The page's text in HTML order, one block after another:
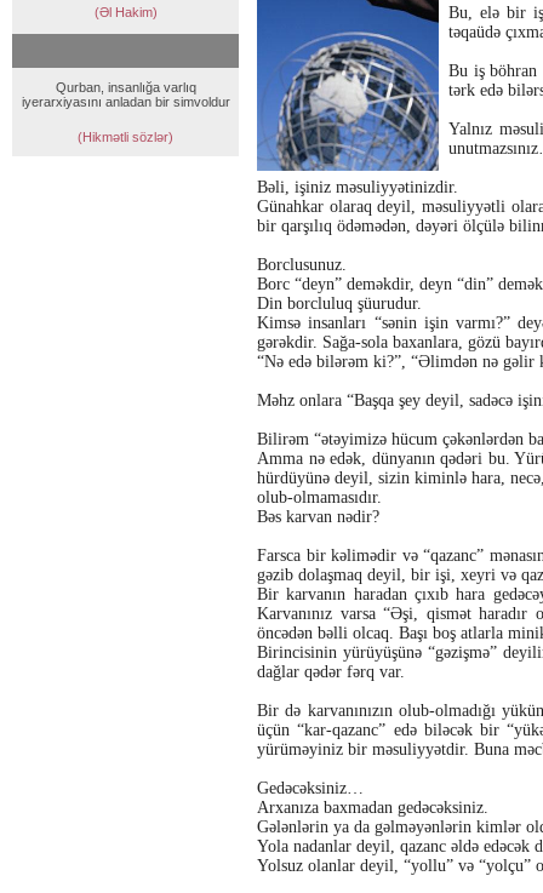
(Əl Hakim)
Qurban, insanlığa varlıq
iyerarxiyasını anladan bir simvoldur
(Hikmətli sözlər)
Bu, elə bir
təqaüdə
Bu iş
tərk edə
Yalnız
Bəli, işiniz məsuliyyətinizdir.
Günahkar olaraq deyil, məsuliyyətli
bir qarşılıq ödəmədən, dəyəri ölçülə
Borclusunuz.
Borc “deyn” deməkdir, deyn “din”
Din borcluluq şüurudur.
Kimsə insanları “sənin işin varmı?”
gərəkdir. Sağa-sola baxanlara, gözü
“Nə edə bilərəm ki?”, “Əlimdən nə gəlir
Məhz onlara “Başqa şey deyil, sadəcə
Bilirəm “ətəyimizə hücum çəkənlərdən
Amma nə edək, dünyanın qədəri bu.
hürdüyünə deyil, sizin kiminlə hara,
olub-olmamasıdır.
Bəs karvan nədir?
Farsca bir kəlimədir və “qazanc”
gəzib dolaşmaq deyil, bir işi, xeyri və
Bir karvanın haradan çıxıb hara
Karvanınız varsa “Əşi, qismət
öncədən bəlli olcaq. Başı boş atlarla
Birincisinin yürüyüşünə “gəzişmə”
dağlar qədər fərq var.
Bir də karvanınızın olub-olmadığı
üçün “kar-qazanc” edə biləcək bir
yürüməyiniz bir məsuliyyətdir. Buna
Gedəcəksiniz…
Arxanıza baxmadan gedəcəksiniz.
Gələnlərin ya da gəlməyənlərin kimlər
Yola nadanlar deyil, qazanc əldə edəcək
Yolsuz olanlar deyil, “yollu” və “yolçu”